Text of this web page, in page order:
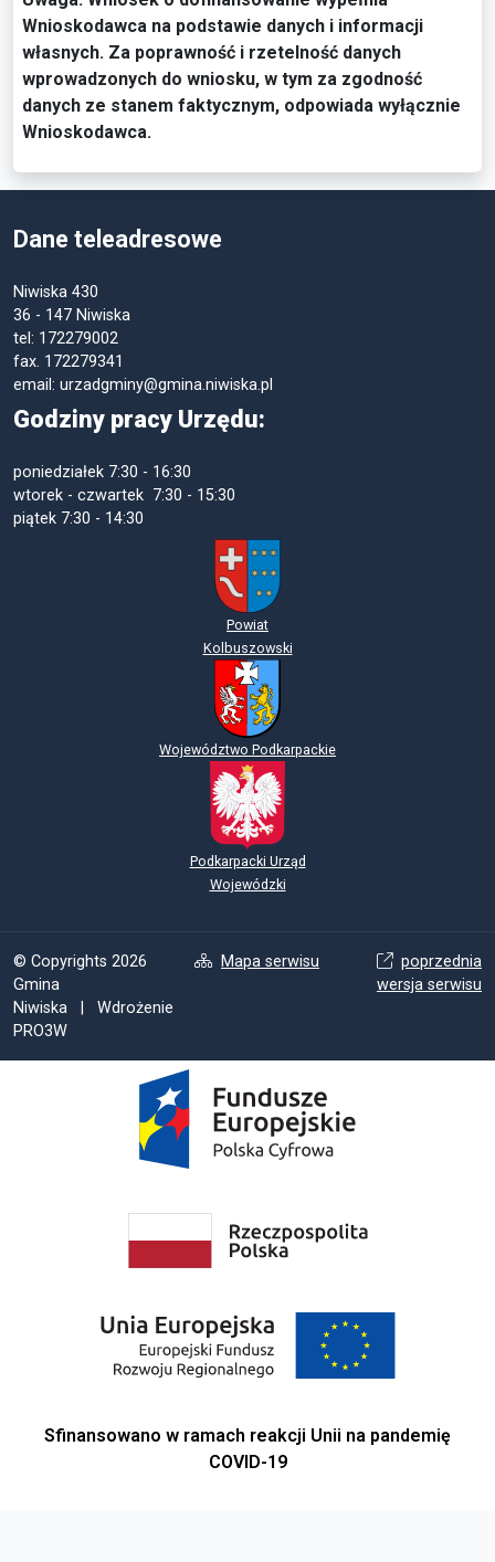
Wnioskodawca na podstawie danych i informacji
własnych. Za poprawność i rzetelność danych
wprowadzonych do wniosku, w tym za zgodność
danych ze stanem faktycznym, odpowiada wyłącznie
Wnioskodawca.
Dane teleadresowe
Niwiska 430
36 - 147 Niwiska
tel: 172279002
fax. 172279341
email: urzadgminy@gmina.niwiska.pl
Godziny pracy Urzędu:
poniedziałek 7:30 - 16:30
wtorek - czwartek 7:30 - 15:30
piątek 7:30 - 14:30
Powiat
Kolbuszowski
Województwo Podkarpackie
Podkarpacki Urząd
Wojewódzki
© Copyrights 2026
Gmina
Niwiska | Wdrożenie
PRO3W
Mapa serwisu
poprzednia
wersja serwisu
Sfinansowano w ramach reakcji Unii na pandemię
COVID-19